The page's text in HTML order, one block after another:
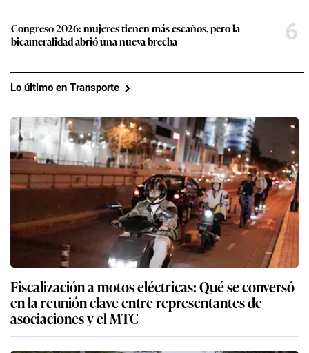
Congreso 2026: mujeres tienen más escaños, pero la
bicameralidad abrió una nueva brecha
6
Lo último en Transporte
Fiscalización a motos eléctricas: Qué se conversó
en la reunión clave entre representantes de
asociaciones y el MTC